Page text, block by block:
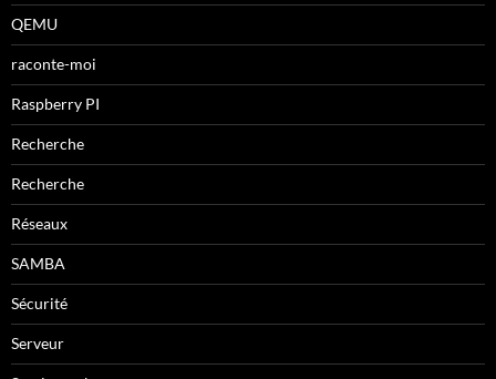
QEMU
raconte-moi
Raspberry PI
Recherche
Recherche
Réseaux
SAMBA
Sécurité
Serveur